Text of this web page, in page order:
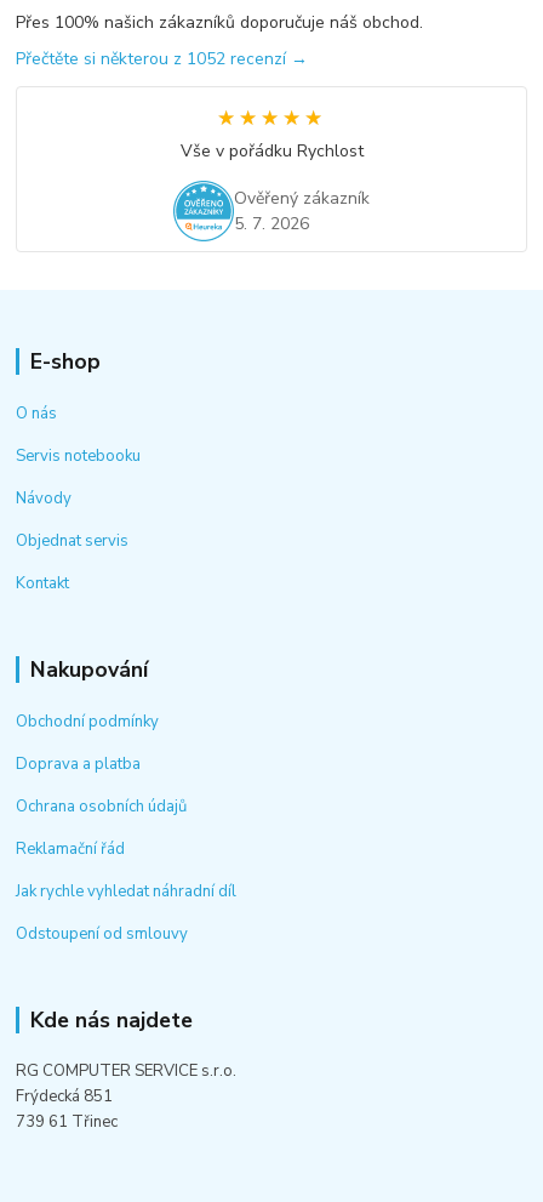
Přes 100% našich zákazníků doporučuje náš obchod.
Přečtěte si některou z 1052 recenzí →
★★★★★
★★★★★
Vše v pořádku Rychlost
Ověřený zákazník
5. 7. 2026
E-shop
O nás
Servis notebooku
Návody
Objednat servis
Kontakt
Nakupování
Obchodní podmínky
Doprava a platba
Ochrana osobních údajů
Reklamační řád
Jak rychle vyhledat náhradní díl
Odstoupení od smlouvy
Kde nás najdete
RG COMPUTER SERVICE s.r.o.
Frýdecká 851
739 61 Třinec